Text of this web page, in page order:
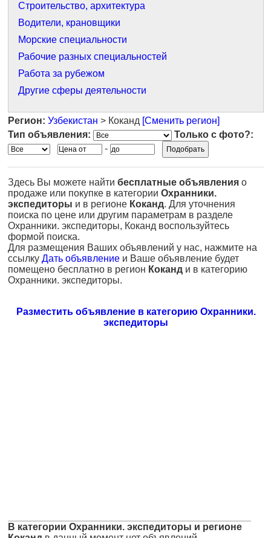
Строительство, архитектура
Водители, крановщики
Морские специальности
Рабочие разных специальностей
Работа за рубежом
Другие сферы деятельности
Регион: Узбекистан > Коканд [Сменить регион]
Тип объявления:
Только с фото?:
-
Здесь Вы можете найти бесплатные объявления о
продаже или покупке в категории Охранники.
экспедиторы и в регионе Коканд. Для уточнения
поиска по цене или другим параметрам в разделе
Охранники. экспедиторы, Коканд воспользуйтесь
формой поиска.
Для размещения Ваших объявлений у нас, нажмите на
ссылку Дать объявление и Ваше объявление будет
помещено бесплатно в регион Коканд и в категорию
Охранники. экспедиторы.
Разместить объявление в категорию Охранники.
экспедиторы
В категории Охранники. экспедиторы и регионе